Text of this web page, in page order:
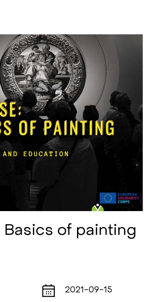
с нами связаться,
контактируйте нас:
mail:
Telegram:
Basics of painting
2021-09-15